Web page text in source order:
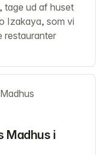
tage ud af huset
Izakaya, som vi
restauranter
Madhus i